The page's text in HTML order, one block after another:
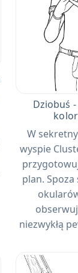
Dziobuś
W
wyspie
plan.
niezwykłą